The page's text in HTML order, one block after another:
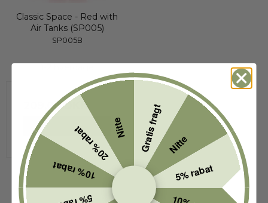
Classic Space - Red with
Air Tanks (SP005)
SP005B
209,00 DKK
VIS PRODUKT Gratis fragt Nitte
5% rabat
10% rabat
20% rabatNitte